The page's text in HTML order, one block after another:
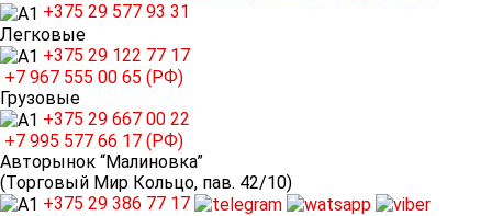
+375 29 577 93 31
Легковые
+375 29 122 77 17
+7 967 555 00 65 (РФ)
Грузовые
+375 29 667 00 22
+7 995 577 66 17 (РФ)
Авторынок “Малиновка”
(Торговый Мир Кольцо, пав. 42/10)
+375 29 386 77 17